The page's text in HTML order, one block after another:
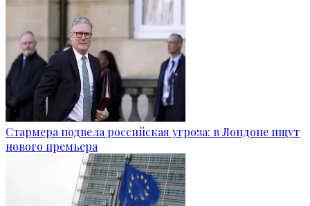
Стармера подвела российская угроза: в Лондоне ищут
нового премьера